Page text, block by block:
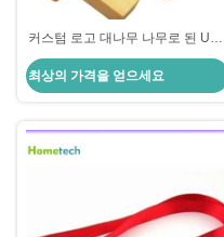
커스텀 로고 대나무 나무로 된 USB
플래시는 스마트 장치를 위해 32GB
4GB 8GB 16GB를 운전합니다
최상의 가격을 얻으세요